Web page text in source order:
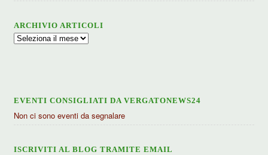
ARCHIVIO ARTICOLI
Archivio
EVENTI CONSIGLIATI DA VERGATONEWS24
Non ci sono eventi da segnalare
ISCRIVITI AL BLOG TRAMITE EMAIL